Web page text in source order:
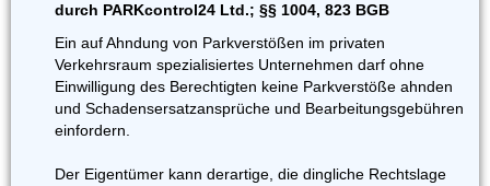
durch PARKcontrol24 Ltd.; §§ 1004, 823 BGB
Ein auf Ahndung von Parkverstößen im privaten
Verkehrsraum spezialisiertes Unternehmen darf ohne
Einwilligung des Berechtigten keine Parkverstöße ahnden
und Schadensersatzansprüche und Bearbeitungsgebühren
einfordern.
Der Eigentümer kann derartige, die dingliche Rechtslage